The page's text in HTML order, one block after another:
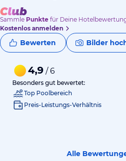
Sammle Punkte für Deine
Kostenlos anmelden
Bewerten Bilder
4,9 / 6
Besonders gut bewertet:
Top Poolbereich
Preis-Leistungs-Verhältnis
Alle